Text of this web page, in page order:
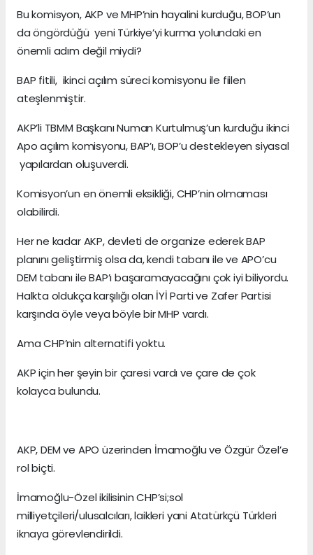
Bu komisyon, AKP ve MHP’nin hayalini kurduğu, BOP’un
da öngördüğü yeni Türkiye’yi kurma yolundaki en
önemli adım değil miydi?
BAP fitili, ikinci açılım süreci komisyonu ile fiilen
ateşlenmiştir.
AKP’li TBMM Başkanı Numan Kurtulmuş’un kurduğu ikinci
Apo açılım komisyonu, BAP’ı, BOP’u destekleyen siyasal
yapılardan oluşuverdi.
Komisyon’un en önemli eksikliği, CHP’nin olmaması
olabilirdi.
Her ne kadar AKP, devleti de organize ederek BAP
planını geliştirmiş olsa da, kendi tabanı ile ve APO’cu
DEM tabanı ile BAP’ı başaramayacağını çok iyi biliyordu.
Halkta oldukça karşılığı olan İYİ Parti ve Zafer Partisi
karşında öyle veya böyle bir MHP vardı.
Ama CHP’nin alternatifi yoktu.
AKP için her şeyin bir çaresi vardı ve çare de çok
kolayca bulundu.
AKP, DEM ve APO üzerinden İmamoğlu ve Özgür Özel’e
rol biçti.
İmamoğlu-Özel ikilisinin CHP’si;sol
milliyetçileri/ulusalcıları, laikleri yani Atatürkçü Türkleri
iknaya görevlendirildi.